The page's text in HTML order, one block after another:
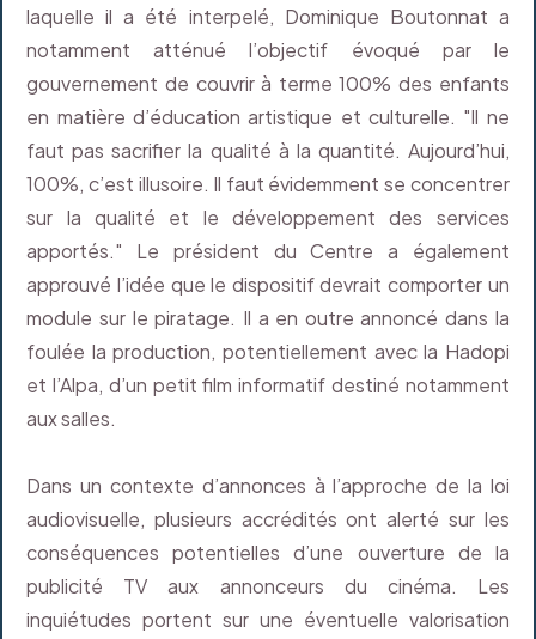
laquelle il a été interpelé, Dominique Boutonnat a
notamment atténué l’objectif évoqué par le
gouvernement de couvrir à terme 100% des enfants
en matière d’éducation artistique et culturelle. "Il ne
faut pas sacrifier la qualité à la quantité. Aujourd’hui,
100%, c’est illusoire. Il faut évidemment se concentrer
sur la qualité et le développement des services
apportés." Le président du Centre a également
approuvé l’idée que le dispositif devrait comporter un
module sur le piratage. Il a en outre annoncé dans la
foulée la production, potentiellement avec la Hadopi
et l’Alpa, d’un petit film informatif destiné notamment
aux salles.
Dans un contexte d’annonces à l’approche de la loi
audiovisuelle, plusieurs accrédités ont alerté sur les
conséquences potentielles d’une ouverture de la
publicité TV aux annonceurs du cinéma. Les
inquiétudes portent sur une éventuelle valorisation